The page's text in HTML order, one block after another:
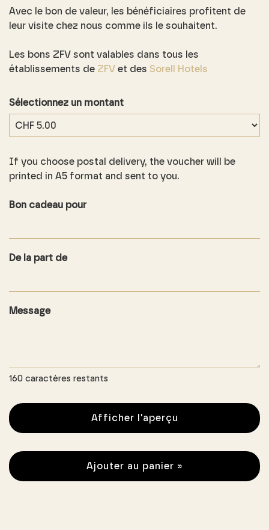
Avec le bon de valeur, les bénéficiaires profitent de
leur visite chez nous comme ils le souhaitent.
Les bons ZFV sont valables dans tous les
établissements de ZFV et des Sorell Hotels
Sélectionnez un montant
If you choose postal delivery, the voucher will be
printed in A5 format and sent to you.
Bon cadeau pour
De la part de
Message
160 caractères restants
Afficher l'aperçu
Ajouter au panier »